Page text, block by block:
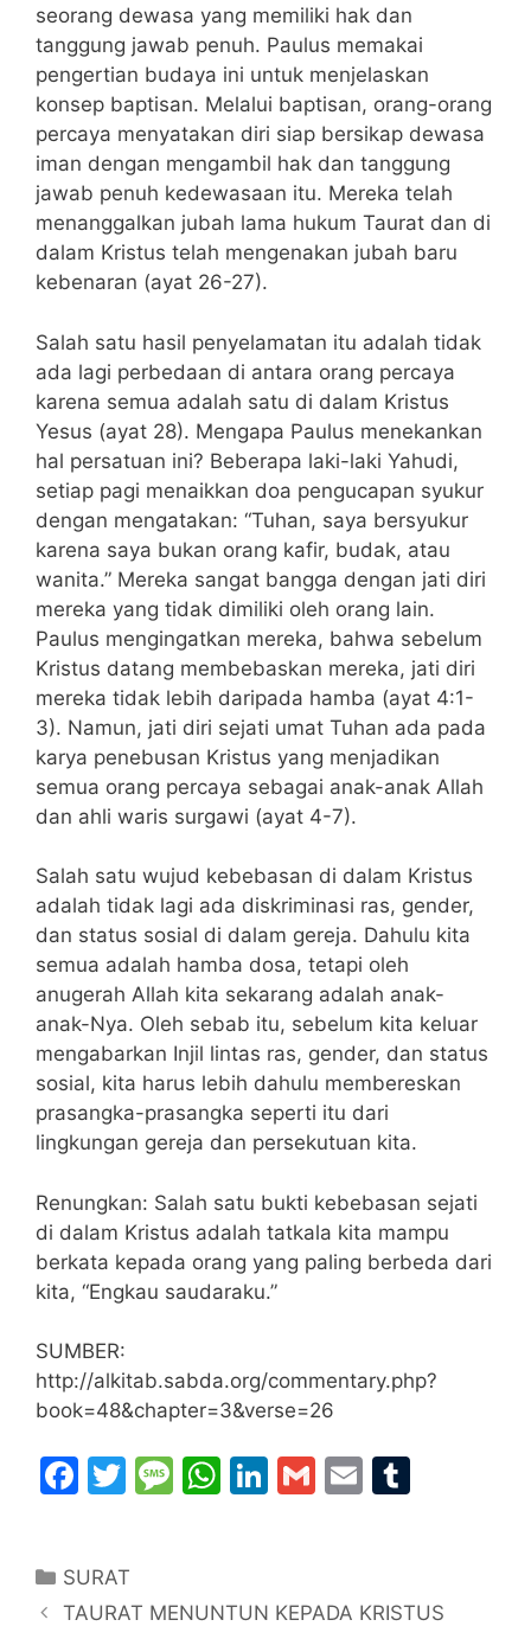
seorang dewasa yang memiliki hak dan
tanggung jawab penuh. Paulus memakai
pengertian budaya ini untuk menjelaskan
konsep baptisan. Melalui baptisan, orang-orang
percaya menyatakan diri siap bersikap dewasa
iman dengan mengambil hak dan tanggung
jawab penuh kedewasaan itu. Mereka telah
menanggalkan jubah lama hukum Taurat dan di
dalam Kristus telah mengenakan jubah baru
kebenaran (ayat 26-27).
Salah satu hasil penyelamatan itu adalah tidak
ada lagi perbedaan di antara orang percaya
karena semua adalah satu di dalam Kristus
Yesus (ayat 28). Mengapa Paulus menekankan
hal persatuan ini? Beberapa laki-laki Yahudi,
setiap pagi menaikkan doa pengucapan syukur
dengan mengatakan: “Tuhan, saya bersyukur
karena saya bukan orang kafir, budak, atau
wanita.” Mereka sangat bangga dengan jati diri
mereka yang tidak dimiliki oleh orang lain.
Paulus mengingatkan mereka, bahwa sebelum
Kristus datang membebaskan mereka, jati diri
mereka tidak lebih daripada hamba (ayat 4:1-
3). Namun, jati diri sejati umat Tuhan ada pada
karya penebusan Kristus yang menjadikan
semua orang percaya sebagai anak-anak Allah
dan ahli waris surgawi (ayat 4-7).
Salah satu wujud kebebasan di dalam Kristus
adalah tidak lagi ada diskriminasi ras, gender,
dan status sosial di dalam gereja. Dahulu kita
semua adalah hamba dosa, tetapi oleh
anugerah Allah kita sekarang adalah anak-
anak-Nya. Oleh sebab itu, sebelum kita keluar
mengabarkan Injil lintas ras, gender, dan status
sosial, kita harus lebih dahulu membereskan
prasangka-prasangka seperti itu dari
lingkungan gereja dan persekutuan kita.
Renungkan: Salah satu bukti kebebasan sejati
di dalam Kristus adalah tatkala kita mampu
berkata kepada orang yang paling berbeda dari
kita, “Engkau saudaraku.”
SUMBER:
http://alkitab.sabda.org/commentary.php?
book=48&chapter=3&verse=26
F
e
b
T
M
a
W
A
Li
dI
G
E
r
Categories
SURAT
TAURAT MENUNTUN KEPADA KRISTUS